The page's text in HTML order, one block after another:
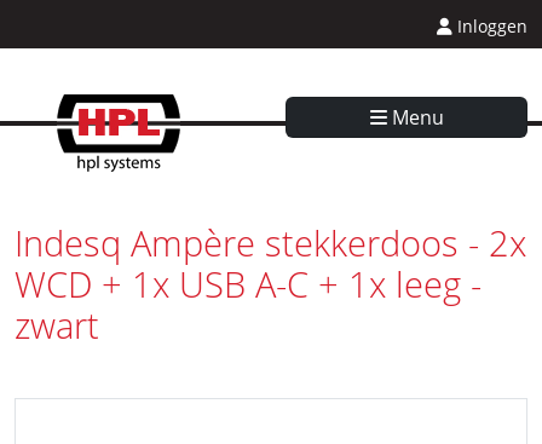
Inloggen
Menu
Indesq Ampère stekkerdoos - 2x
WCD + 1x USB A-C + 1x leeg -
zwart